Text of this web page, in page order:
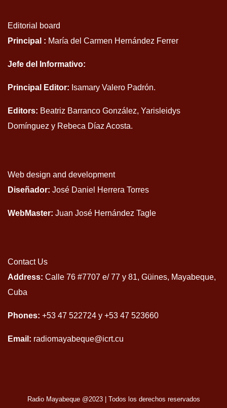
Editorial board
Principal : María del Carmen Hernández Ferrer
Jefe del Informativo:
Principal Editor: Isamary Valero Padrón.
Editors: Beatriz Barranco González, Yarisleidys
Domínguez y Rebeca Díaz Acosta.
Web design and development
Diseñador: José Daniel Herrera Torres
WebMaster: Juan José Hernández Tagle
Contact Us
Address: Calle 76 #7707 e/ 77 y 81, Güines, Mayabeque,
Cuba
Phones: +53 47 522724 y +53 47 523660
Email: radiomayabeque@icrt.cu
Radio Mayabeque @2023 Todos los derechos reservados